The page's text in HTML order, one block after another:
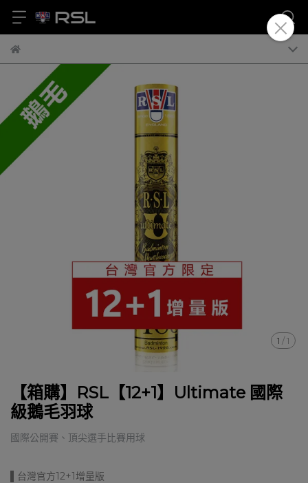
1 /1
【箱購】RSL【12+1】Ultimate 國際
級鵝毛羽球
國際公開賽、頂尖選手比賽用球
▌台灣官方12+1增量版